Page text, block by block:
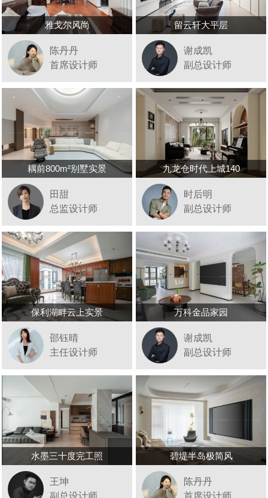
雅戈尔风尚
陈丹丹
首席设计师
留云轩大平层
谢成凯
副总设计师
耦前800m²别墅实景
田甜
总监设计师
九龙仓时代上城140
时后明
副总设计师
保利湖畔云上实景
邵钰晴
主任设计师
万科金品家园
谢成凯
副总设计师
水墨三十度完工照
王坤
副总设计师
碧堤半岛极简风
陈丹丹
首席设计师